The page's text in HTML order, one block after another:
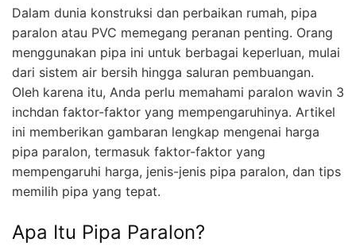
Dalam dunia konstruksi dan perbaikan rumah, pipa
paralon atau PVC memegang peranan penting. Orang
menggunakan pipa ini untuk berbagai keperluan, mulai
dari sistem air bersih hingga saluran pembuangan.
Oleh karena itu, Anda perlu memahami paralon wavin 3
inchdan faktor-faktor yang mempengaruhinya. Artikel
ini memberikan gambaran lengkap mengenai harga
pipa paralon, termasuk faktor-faktor yang
mempengaruhi harga, jenis-jenis pipa paralon, dan tips
memilih pipa yang tepat.
Apa Itu Pipa Paralon?